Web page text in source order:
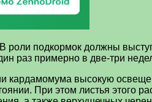
подкормок должны
раз примерно в две-три
кардамомума высокую
При этом листья этого